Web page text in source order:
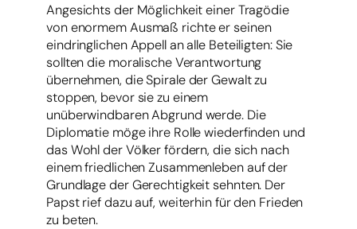
Angesichts der Möglichkeit einer Tragödie
von enormem Ausmaß richte er seinen
eindringlichen Appell an alle Beteiligten: Sie
sollten die moralische Verantwortung
übernehmen, die Spirale der Gewalt zu
stoppen, bevor sie zu einem
unüberwindbaren Abgrund werde. Die
Diplomatie möge ihre Rolle wiederfinden und
das Wohl der Völker fördern, die sich nach
einem friedlichen Zusammenleben auf der
Grundlage der Gerechtigkeit sehnten. Der
Papst rief dazu auf, weiterhin für den Frieden
zu beten.